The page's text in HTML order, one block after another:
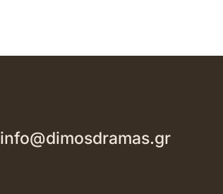
info@dimosdramas.gr